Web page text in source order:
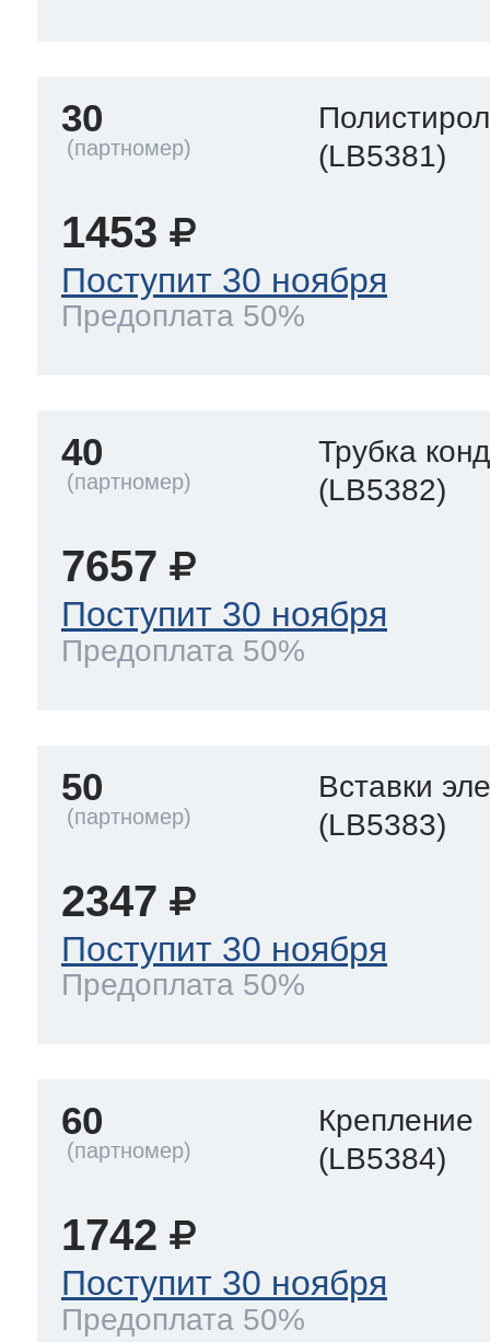
30
Полистирол
(LB5381)
1453
Поступит 30 ноября
Предоплата 50%
40
Трубка
(LB5382)
7657
Поступит 30 ноября
Предоплата 50%
50
Вставки
(LB5383)
2347
Поступит 30 ноября
Предоплата 50%
60
Крепление
(LB5384)
1742
Поступит 30 ноября
Предоплата 50%